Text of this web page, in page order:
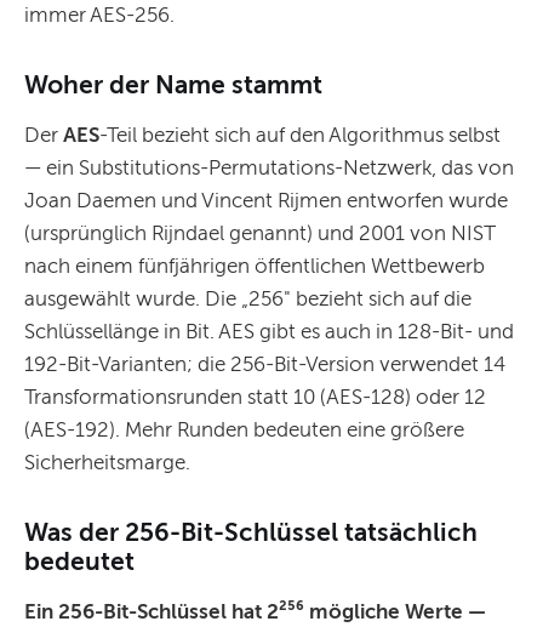
immer AES-256.
Woher der Name stammt
Der AES-Teil bezieht sich auf den Algorithmus selbst
— ein Substitutions-Permutations-Netzwerk, das von
Joan Daemen und Vincent Rijmen entworfen wurde
(ursprünglich Rijndael genannt) und 2001 von NIST
nach einem fünfjährigen öffentlichen Wettbewerb
ausgewählt wurde. Die „256" bezieht sich auf die
Schlüssellänge in Bit. AES gibt es auch in 128-Bit- und
192-Bit-Varianten; die 256-Bit-Version verwendet 14
Transformationsrunden statt 10 (AES-128) oder 12
(AES-192). Mehr Runden bedeuten eine größere
Sicherheitsmarge.
Was der 256-Bit-Schlüssel tatsächlich
bedeutet
Ein 256-Bit-Schlüssel hat 2²⁵⁶ mögliche Werte —